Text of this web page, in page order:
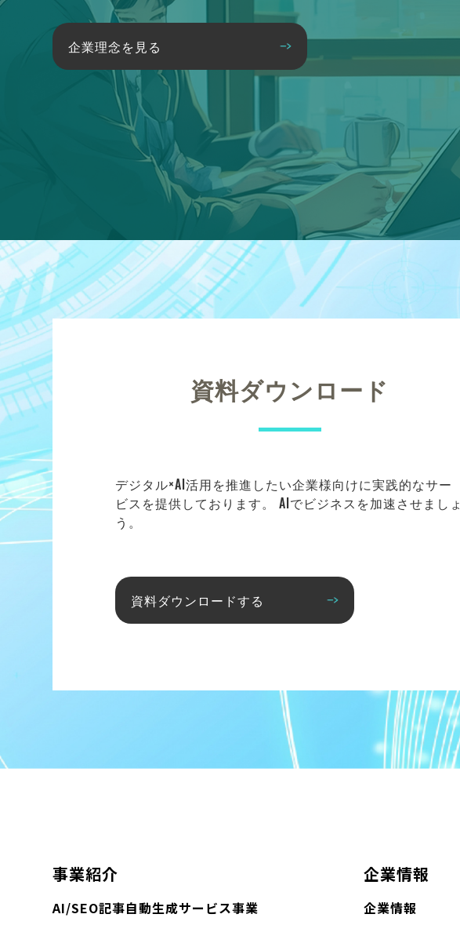
企業理念を見る
資料ダウンロード
デジタル×AI活用を推進したい企業様向けに実践的なサー
ビスを提供しております。 AIでビジネスを加速させましょ
う。
資料ダウンロードする
事業紹介
AI/SEO記事自動生成サービス事業
企業情報
企業情報